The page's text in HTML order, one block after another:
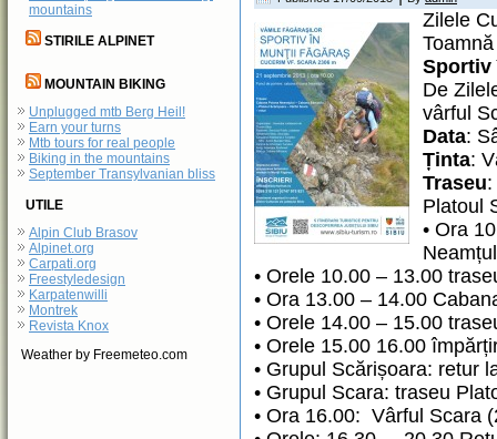
mountains
STIRILE ALPINET
MOUNTAIN BIKING
Unplugged mtb Berg Heil!
Earn your turns
Mtb tours for real people
Biking in the mountains
September Transylvanian bliss
UTILE
Alpin Club Brasov
Alpinet.org
Carpati.org
Freestyledesign
Karpatenwilli
Montrek
Revista Knox
Weather by Freemeteo.com
Zilele
Sportiv
De
vârful
Data:
Ținta:
Traseu
Platoul
• Ora
• Orele 10.00 – 13.00
• Ora 13.00 – 14.00
• Orele 14.00 – 15.00
• Orele 15.00 16.00
• Grupul Scărișoara: retur
• Grupul Scara: traseu
• Ora 16.00: Vârful Scara